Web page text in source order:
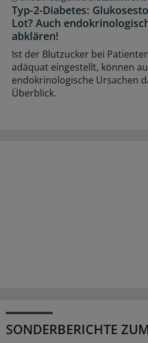
Typ-2-Diabetes:
Lot? Auch
abklären!
Ist der Blutzucker bei
adäquat eingestellt, können
endokrinologische Ursachen
Überblick.
SONDERBERICHTE